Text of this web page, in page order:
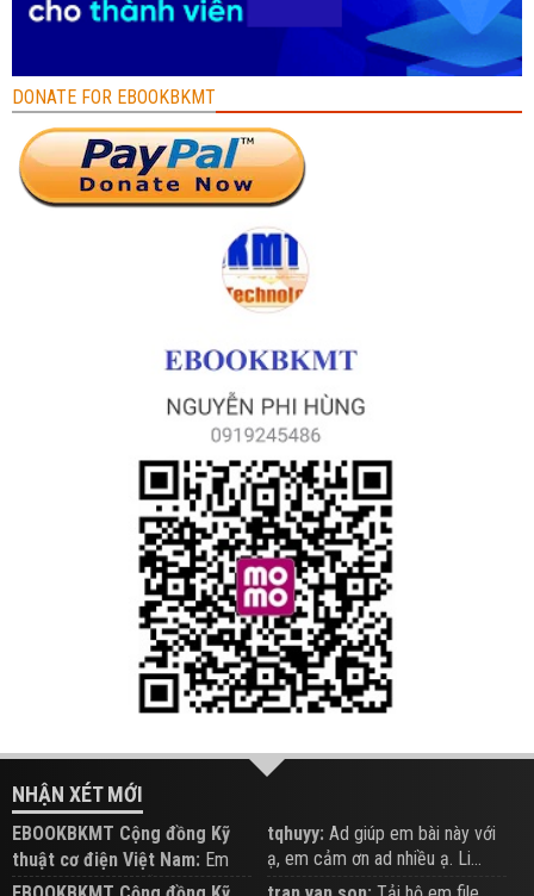
DONATE FOR EBOOKBKMT
NHẬN XÉT MỚI
EBOOKBKMT Cộng đồng Kỹ
thuật cơ điện Việt Nam: Em
đăng trên Group hỗ trợ nhé
tqhuyy: Ad giúp em bài này với
ạ, em cảm ơn ad nhiều ạ. Li...